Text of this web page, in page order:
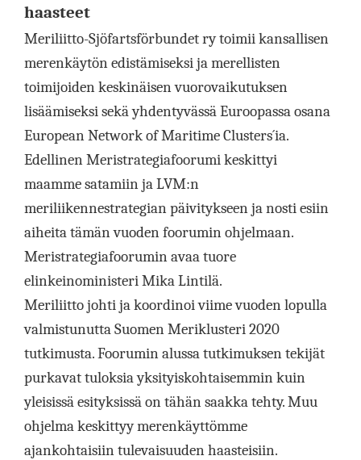
haasteet
Meriliitto-Sjöfartsförbundet ry toimii kansallisen
merenkäytön edistämiseksi ja merellisten
toimijoiden keskinäisen vuorovaikutuksen
lisäämiseksi sekä yhdentyvässä Euroopassa osana
European Network of Maritime Clusters´ia.
Edellinen Meristrategiafoorumi keskittyi
maamme satamiin ja LVM:n
meriliikennestrategian päivitykseen ja nosti esiin
aiheita tämän vuoden foorumin ohjelmaan.
Meristrategiafoorumin avaa tuore
elinkeinoministeri Mika Lintilä.
Meriliitto johti ja koordinoi viime vuoden lopulla
valmistunutta Suomen Meriklusteri 2020
tutkimusta. Foorumin alussa tutkimuksen tekijät
purkavat tuloksia yksityiskohtaisemmin kuin
yleisissä esityksissä on tähän saakka tehty. Muu
ohjelma keskittyy merenkäyttömme
ajankohtaisiin tulevaisuuden haasteisiin.